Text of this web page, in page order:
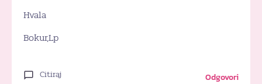
Hvala
Bokur,Lp
Citiraj Odgovori